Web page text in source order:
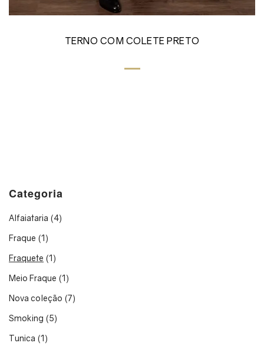
TERNO COM COLETE PRETO
Categoria
Alfaiataria (4)
Fraque (1)
Fraquete (1)
Meio Fraque (1)
Nova coleção (7)
Smoking (5)
Tunica (1)